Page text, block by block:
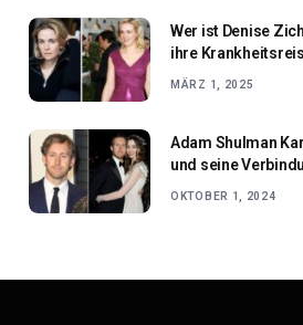
Wer ist Denise
ihre
MÄRZ 1, 2025
Adam Shulman
und seine
OKTOBER 1, 2024